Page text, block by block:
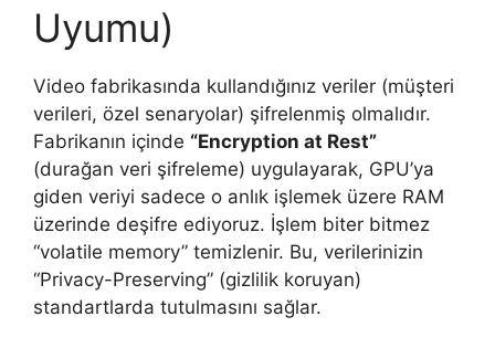
Uyumu)
Video fabrikasında kullandığınız veriler (müşteri
verileri, özel senaryolar) şifrelenmiş olmalıdır.
Fabrikanın içinde “Encryption at Rest”
(durağan veri şifreleme) uygulayarak, GPU’ya
giden veriyi sadece o anlık işlemek üzere RAM
üzerinde deşifre ediyoruz. İşlem biter bitmez
“volatile memory” temizlenir. Bu, verilerinizin
“Privacy-Preserving” (gizlilik koruyan)
standartlarda tutulmasını sağlar.